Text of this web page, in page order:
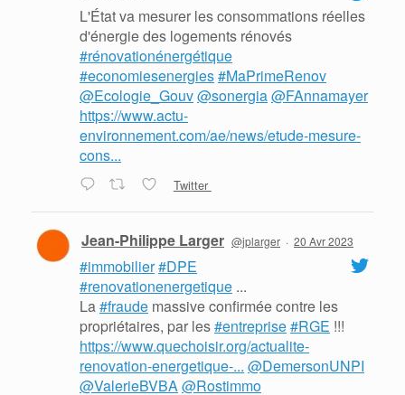
L'État va mesurer les consommations réelles
d'énergie des logements rénovés
#rénovationénergétique
#economiesenergies#MaPrimeRenov
@Ecologie_Gouv@sonergia@FAnnamayer
https://www.actu-
environnement.com/ae/news/etude-mesure-
cons...
Twitter
Jean-Philippe Larger @jplarger · 20 Avr 2023
#immobilier#DPE
#renovationenergetique ...
La#fraude massive confirmée contre les
propriétaires, par les#entreprise#RGE !!!
https://www.quechoisir.org/actualite-
renovation-energetique-... @DemersonUNPI
@ValerieBVBA@Rostimmo